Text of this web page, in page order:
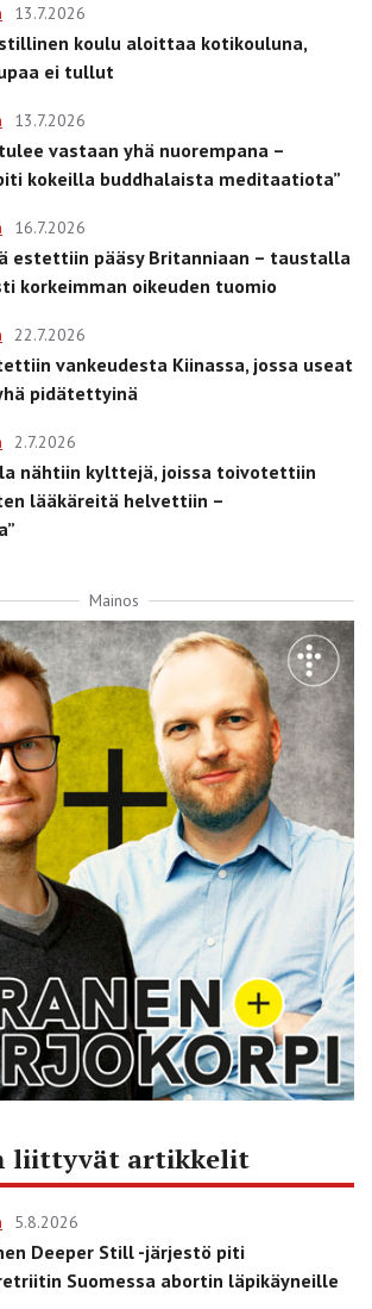
13.7.2026
koulu aloittaa kotikouluna,
ei tullut
13.7.2026
vastaan yhä nuorempana –
kokeilla buddhalaista meditaatiota”
16.7.2026
estettiin pääsy Britanniaan – taustalla
korkeimman oikeuden tuomio
22.7.2026
vankeudesta Kiinassa, jossa useat
pidätettyinä
2.7.2026
nähtiin kylttejä, joissa toivotettiin
lääkäreitä helvettiin –
Mainos
liittyvät artikkelit
5.8.2026
Deeper Still -järjestö piti
Suomessa abortin läpikäyneille